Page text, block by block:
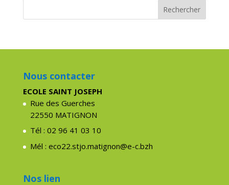
Nous contacter
ECOLE SAINT JOSEPH
Rue des Guerches
22550 MATIGNON
Tél : 02 96 41 03 10
Mél : eco22.stjo.matignon@e-c.bzh
Nos lien